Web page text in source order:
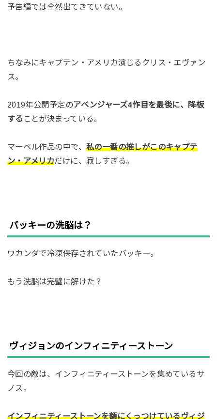
予告編では全然出てきていない。
ちなみにキャプテン・アメリカ演じるクリス・エヴァン
ス。
2019年公開予定のアベンジャーズ4作目を最後に、降板
する ことが決まっている。
マーベル作品の中で、 私の一番の推しがこのキャプテ
ン・アメリカだけに、寂しすぎる。
バッキーの洗脳は？
ワカンダで冷凍保存されていたバッキー。
もう洗脳は完璧に解けた？
ヴィジョンのインフィニティーストーン
今回の敵は、インフィニティーストーンを集めているサ
ノス。
インフィニティーストーンを額にくっつけているヴィジ